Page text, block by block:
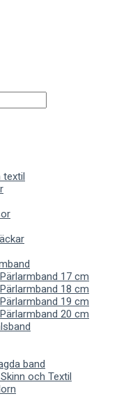
Pärlarmband 17 cm
Pärlarmband 18 cm
Pärlarmband 19 cm
Pärlarmband 20 cm
band
och Textil